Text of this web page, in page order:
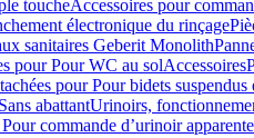
toucheAccessoires pour
électronique du rinçage
sanitaires Geberit Monolith
pour Pour WC au solAccessoires
pour Pour bidets suspendus
abattantUrinoirs,
commande d’urinoir